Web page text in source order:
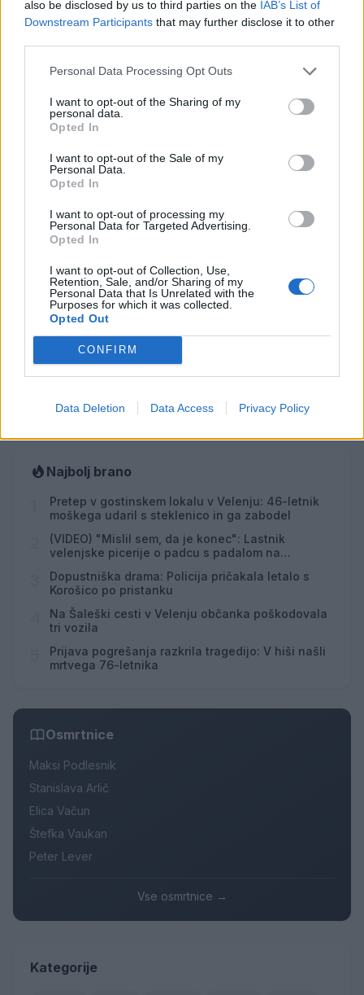
also be disclosed by us to third parties on the IAB’s List of
Downstream Participants that may further disclose it to other
Personal Data Processing Opt Outs
I want to opt-out of the Sharing of my
personal data.
Opted In
I want to opt-out of the Sale of my
Personal Data.
Opted In
I want to opt-out of processing my
Personal Data for Targeted Advertising.
Opted In
I want to opt-out of Collection, Use,
Retention, Sale, and/or Sharing of my
Personal Data that Is Unrelated with the
Purposes for which it was collected.
Opted Out
CONFIRM
Data Deletion Data Access Privacy Policy
Opozorilo:Po 297. členu Kazenskega zakonika je
posameznik kazensko odgovoren za javno spodbujanje
bodo odstranjeni. Pravila komentiranja →
Failed to fetch
Prihajajoči dogodki
6
08:00
Srečanje članov Gobarskega društva Marauh
18:00
AVG
6
Moč branja: Beremo pod krošnjami
19:00
Večer pesmi Đorđa Balaševića
20:00
Najbolj brano
Pretep v gostinskem lokalu v Velenju: 46-letnik
moškega udaril s steklenico in ga zabodel
(VIDEO) "Mislil sem, da je konec": Lastnik
velenjske picerije o padcu s padalom na
Dopustniška drama: Policija pričakala letalo s
Korošico po pristanku
Na Šaleški cesti v Velenju občanka poškodovala
tri vozila
Prijava pogrešanja razkrila tragedijo: V hiši našli
mrtvega 76-letnika
Osmrtnice
Maksi Podlesnik
Stanislava Arlič
Elica Vačun
Štefka Vaukan
Peter Lever
Vse osmrtnice →
Kategorije